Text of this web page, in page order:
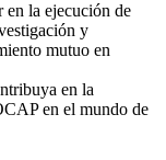
en la ejecución de
y
mutuo en
en la
en el mundo de